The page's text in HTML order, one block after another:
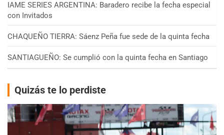
IAME SERIES ARGENTINA: Baradero recibe la fecha especial
con Invitados
CHAQUEÑO TIERRA: Sáenz Peña fue sede de la quinta fecha
SANTIAGUEÑO: Se cumplió con la quinta fecha en Santiago
Quizás te lo perdiste